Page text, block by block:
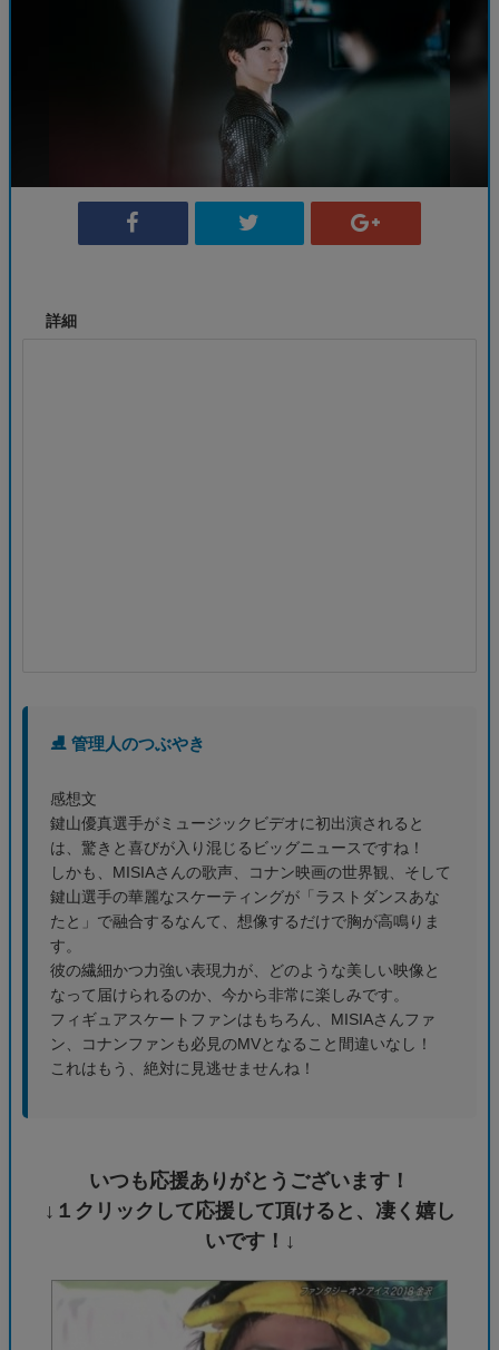
詳細
⛸️ 管理人のつぶやき
感想文
鍵山優真選手がミュージックビデオに初出演されると
は、驚きと喜びが入り混じるビッグニュースですね！
しかも、MISIAさんの歌声、コナン映画の世界観、そして
鍵山選手の華麗なスケーティングが「ラストダンスあな
たと」で融合するなんて、想像するだけで胸が高鳴りま
す。
彼の繊細かつ力強い表現力が、どのような美しい映像と
なって届けられるのか、今から非常に楽しみです。
フィギュアスケートファンはもちろん、MISIAさんファ
ン、コナンファンも必見のMVとなること間違いなし！
これはもう、絶対に見逃せませんね！
いつも応援ありがとうございます！
↓１クリックして応援して頂けると、凄く嬉し
いです！↓